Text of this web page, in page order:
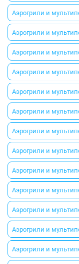
Аэрогрили и
Аэрогрили и
Аэрогрили и
Аэрогрили и
Аэрогрили и
Аэрогрили и
Аэрогрили и
Аэрогрили и
Аэрогрили и
Аэрогрили и
Аэрогрили и
Аэрогрили и
Аэрогрили и